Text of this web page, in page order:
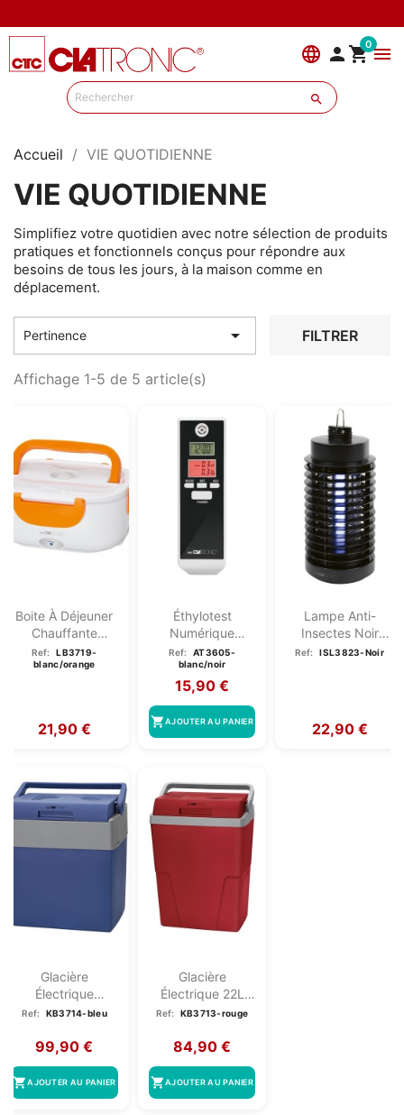
language  0menu

Accueil VIE QUOTIDIENNE
VIE QUOTIDIENNE
Simplifiez votre quotidien avec notre sélection de produits
pratiques et fonctionnels conçus pour répondre aux
besoins de tous les jours, à la maison comme en
déplacement.
Pertinence  FILTRER
Affichage 1-5 de 5 article(s)
Boite À Déjeuner
Chauffante
Électrique 220V...
Ref:
LB3719-
blanc/orange
21,90 €
Éthylotest
Numérique
Portable Clatronic
AT 3605...
Ref:
AT3605-
blanc/noir
15,90 €
shopping_cartAJOUTER AU PANIER
Lampe Anti-
Insectes Noir
Clatronic
Ref: ISL3823-Noir
22,90 €
Glacière
Électrique
Chaud/froid 28L
Ref: KB3714-bleu
99,90 €
shopping_cartAJOUTER AU PANIER
Glacière
Électrique 22L
Clatronic KB 3713
Ref: KB3713-rouge
84,90 €
shopping_cartAJOUTER AU PANIER